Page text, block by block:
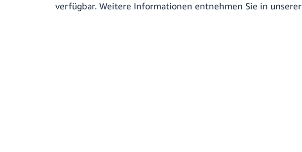
verfügbar. Weitere Informationen entnehmen Sie in unserer